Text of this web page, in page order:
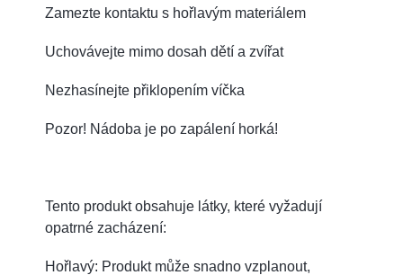
Zamezte kontaktu s hořlavým materiálem
Uchovávejte mimo dosah dětí a zvířat
Nezhasínejte přiklopením víčka
Pozor! Nádoba je po zapálení horká!
Tento produkt obsahuje látky, které vyžadují
opatrné zacházení:
Hořlavý: Produkt může snadno vzplanout,